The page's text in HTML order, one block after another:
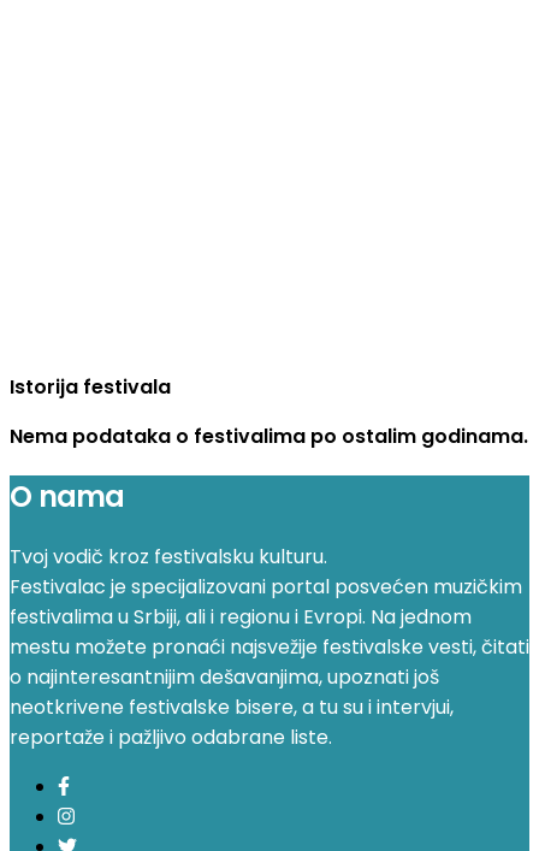
Istorija festivala
Nema podataka o festivalima po ostalim godinama.
O nama
Tvoj vodič kroz festivalsku kulturu.
Festivalac je specijalizovani portal posvećen muzičkim
festivalima u Srbiji, ali i regionu i Evropi. Na jednom
mestu možete pronaći najsvežije festivalske vesti, čitati
o najinteresantnijim dešavanjima, upoznati još
neotkrivene festivalske bisere, a tu su i intervjui,
reportaže i pažljivo odabrane liste.